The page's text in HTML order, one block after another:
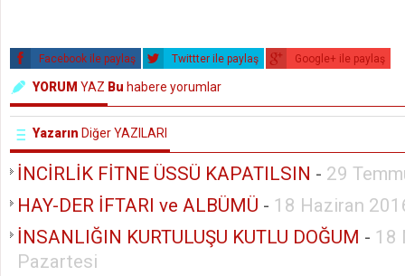
Facebook ile paylaş Twittter ile paylaş Google+ ile paylaş
YORUM YAZ Bu habere yorumlar
Yazarın Diğer YAZILARI
İNCİRLİK FİTNE ÜSSÜ KAPATILSIN - 29
HAY-DER İFTARI ve ALBÜMÜ - 18 Haziran
İNSANLIĞIN KURTULUŞU KUTLU DOĞUM - 18
Pazartesi